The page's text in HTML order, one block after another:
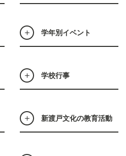
学年別イベント
学校行事
新渡戸文化の教育活動